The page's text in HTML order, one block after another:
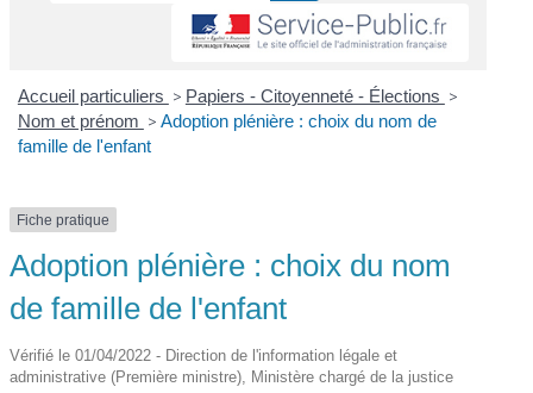
Accueil particuliers > Papiers - Citoyenneté - Élections >
Nom et prénom > Adoption plénière : choix du nom de
famille de l'enfant
Fiche pratique
Adoption plénière : choix du nom
de famille de l'enfant
Vérifié le 01/04/2022 - Direction de l'information légale et
administrative (Première ministre), Ministère chargé de la justice